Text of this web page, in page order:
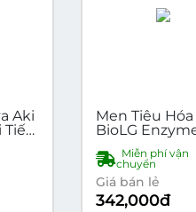
Aki
Tiết
-
Men Tiêu Hóa
BioLG
Không Tăng
Hấp Thu Kém
Miễn phí vận
chuyển
Giá bán lẻ
342,000đ